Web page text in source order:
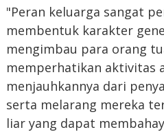
"Peran keluarga sangat
membentuk karakter
mengimbau para orang
memperhatikan aktivitas
menjauhkannya dari
serta melarang mereka
liar yang dapat